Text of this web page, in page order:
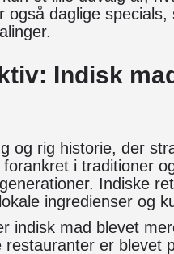
også daglige
Indisk
og rig historie, der
i traditioner
Indiske
ingredienser og
indisk mad blevet
restauranter er blevet